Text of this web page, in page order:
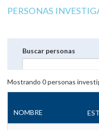
PERSONAS
Buscar personas
Mostrando 0personas
NOMBRE